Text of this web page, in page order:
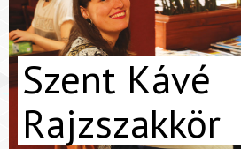
Szent Kávé
Rajzszakkör